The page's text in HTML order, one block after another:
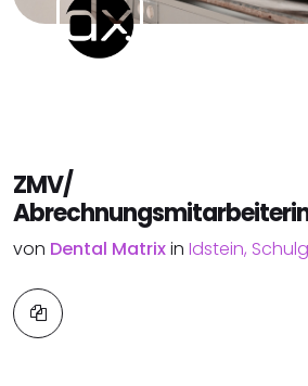
ZMV/
von Dental Matrixin Idstein,